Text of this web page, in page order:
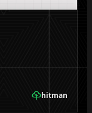
hitman